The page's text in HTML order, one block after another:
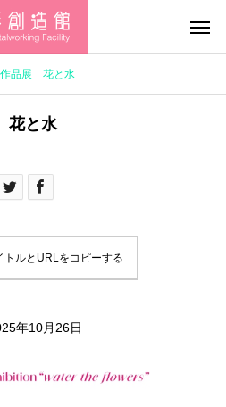
作品展 花と水
花と水
トルとURLをコピーする
年10月26日